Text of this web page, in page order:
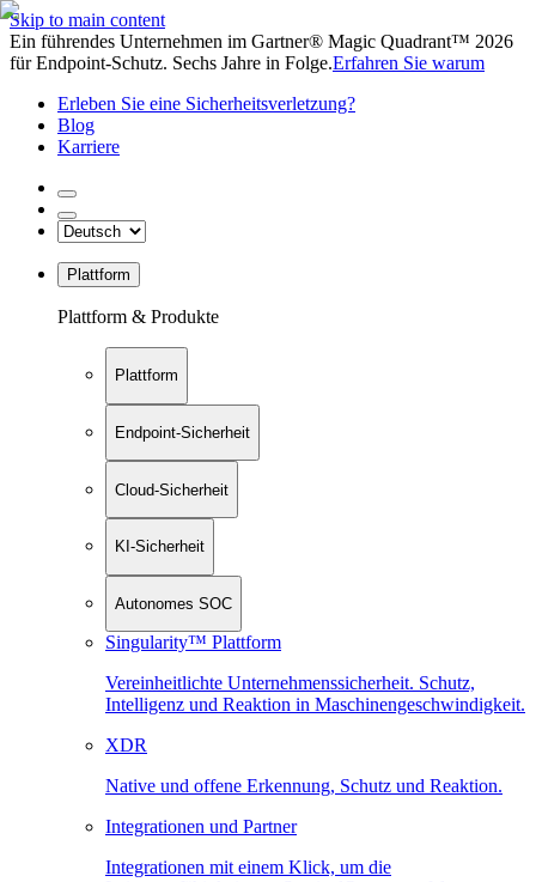
Skip to main content
Ein führendes Unternehmen im Gartner® Magic Quadrant™ 2026
für Endpoint-Schutz. Sechs Jahre in Folge.Erfahren Sie warum
Erleben Sie eine Sicherheitsverletzung?
Blog
Karriere
Plattform
Plattform & Produkte
Plattform
Endpoint-Sicherheit
Cloud-Sicherheit
KI-Sicherheit
Autonomes SOC
Singularity™ Plattform
Vereinheitlichte Unternehmenssicherheit. Schutz,
Intelligenz und Reaktion in Maschinen­geschwindigkeit.
XDR
Native und offene Erkennung, Schutz und Reaktion.
Integrationen und Partner
Integrationen mit einem Klick, um die